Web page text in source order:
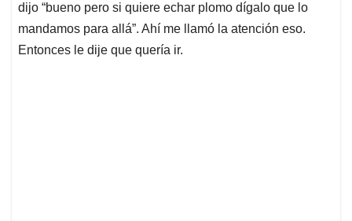
dijo “bueno pero si quiere echar plomo dígalo que lo
mandamos para allá”. Ahí me llamó la atención eso.
Entonces le dije que quería ir.